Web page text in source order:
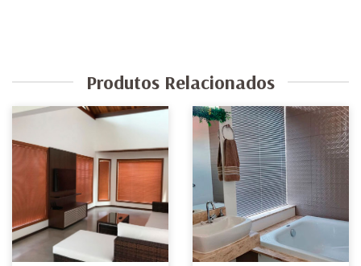
Produtos Relacionados